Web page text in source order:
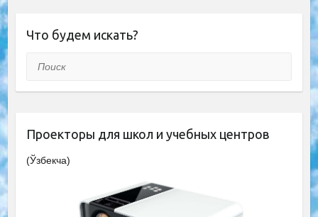
Что будем искать?
Поиск
Проекторы для школ и учебных центров
(Ўзбекча)